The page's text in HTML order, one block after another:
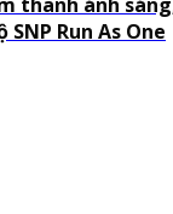
SNP Run As One